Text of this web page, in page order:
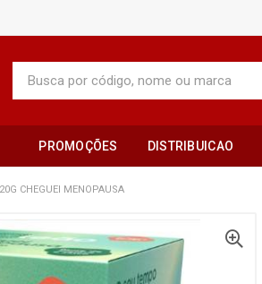
PROMOÇÕES DISTRIBUICAO
CHEGUEI MENOPAUSA